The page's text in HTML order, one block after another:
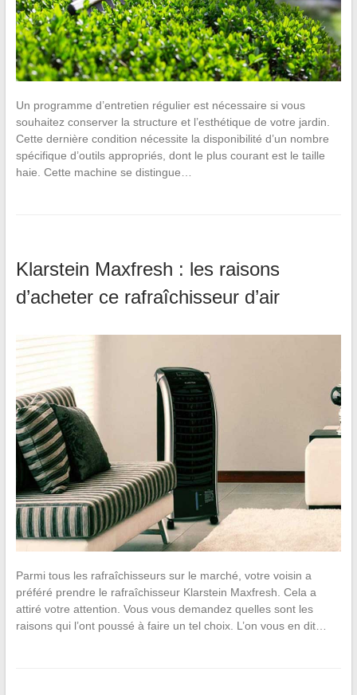
Un programme d’entretien régulier est nécessaire si vous
souhaitez conserver la structure et l’esthétique de votre jardin.
Cette dernière condition nécessite la disponibilité d’un nombre
spécifique d’outils appropriés, dont le plus courant est le taille
haie. Cette machine se distingue…
Klarstein Maxfresh : les raisons
d’acheter ce rafraîchisseur d’air
Parmi tous les rafraîchisseurs sur le marché, votre voisin a
préféré prendre le rafraîchisseur Klarstein Maxfresh. Cela a
attiré votre attention. Vous vous demandez quelles sont les
raisons qui l’ont poussé à faire un tel choix. L’on vous en dit…